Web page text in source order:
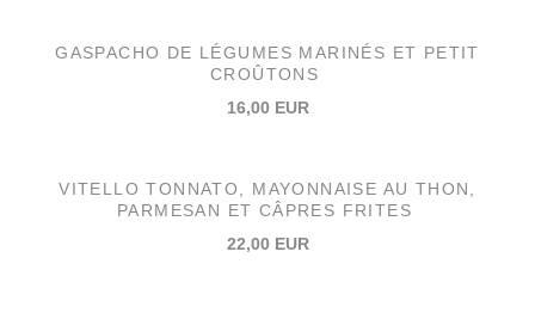
GASPACHO DE LÉGUMES MARINÉS ET PETIT
CROÛTONS
16,00 EUR
VITELLO TONNATO, MAYONNAISE AU THON,
PARMESAN ET CÂPRES FRITES
22,00 EUR